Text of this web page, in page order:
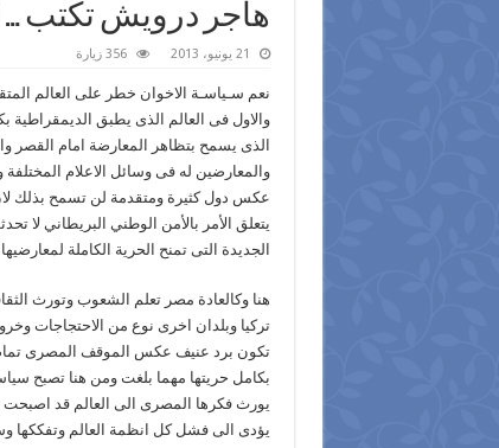
هاجر درويش تكتب …
21 يونيو، 2013 356 زيارة
نعم سـياسـة الاخوان خطر على العالم
والاول فى العالم الذى يطبق
الذى يسمح بتظاهر المعارضة امام القصر
والمعارضين له فى وسائل الاعلام
عكس دول كثيرة ومتقدمة لن تسمح بذلك
يتعلق الأمر بالأمن الوطني البريطاني لا
الجديدة التى تمنح الحرية الكاملة لمعارضيها
هنا وكالعادة مصر تعلم الشعوب وتورث
تركيا وبلدان اخرى نوع من الاحتجاجات
تكون برد عنيف عكس الموقف المصرى تمام
بكامل حريتها مهما بلغت ومن هنا تصبح
يورث فكرها المصرى الى العالم قد
يؤدى الى فشل كل انظمة العالم وتفككها